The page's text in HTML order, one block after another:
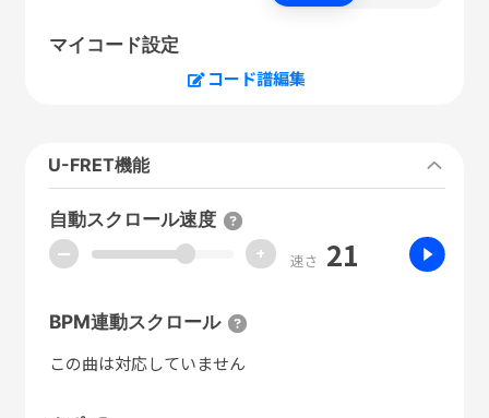
マイコード設定
コード譜編集
U-FRET機能
自動スクロール速度
ー + 速さ 21
BPM連動スクロール
この曲は対応していません